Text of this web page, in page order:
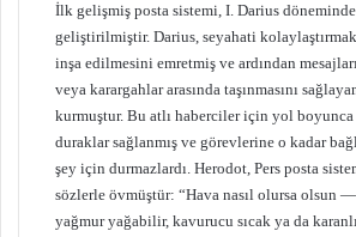
İlk gelişmiş posta sistemi, I. Darius döneminde
geliştirilmiştir. Darius, seyahati
inşa edilmesini emretmiş ve ardından
veya karargahlar arasında taşınmasını
kurmuştur. Bu atlı haberciler için yol
duraklar sağlanmış ve görevlerine o kadar
şey için durmazlardı. Herodot, Pers posta
sözlerle övmüştür: “Hava nasıl olursa olsun
yağmur yağabilir, kavurucu sıcak ya da